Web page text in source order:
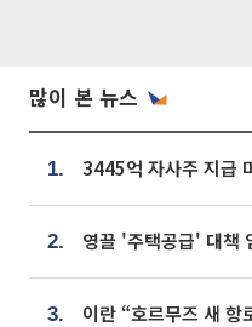
많이 본 뉴스
1.
2.
3.